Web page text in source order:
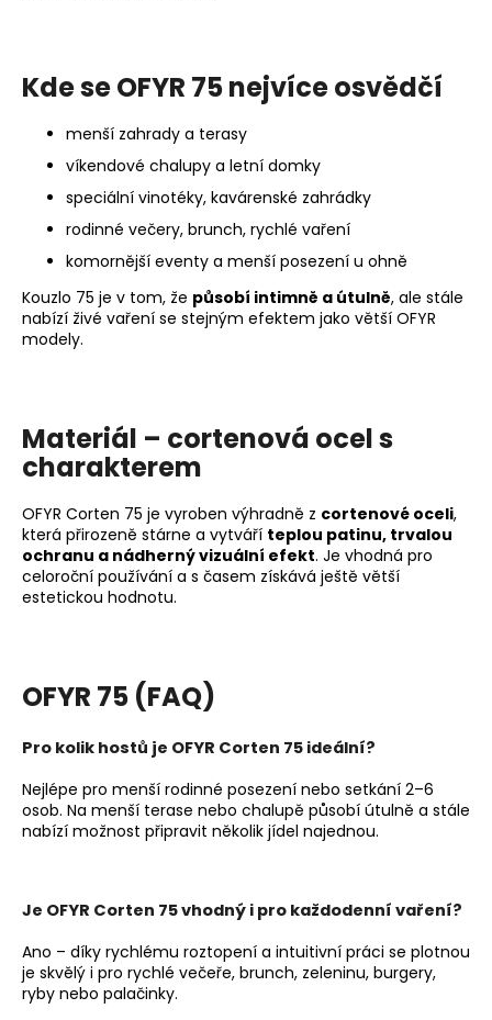
Kde se OFYR 75 nejvíce osvědčí
menší zahrady a terasy
víkendové chalupy a letní domky
speciální vinotéky, kavárenské zahrádky
rodinné večery, brunch, rychlé vaření
komornější eventy a menší posezení u ohně
Kouzlo 75 je v tom, že působí intimně a útulně, ale stále
nabízí živé vaření se stejným efektem jako větší OFYR
modely.
Materiál – cortenová ocel s
charakterem
OFYR Corten 75 je vyroben výhradně z cortenové oceli,
která přirozeně stárne a vytváří teplou patinu, trvalou
ochranu a nádherný vizuální efekt. Je vhodná pro
celoroční používání a s časem získává ještě větší
estetickou hodnotu.
OFYR 75 (FAQ)
Pro kolik hostů je OFYR Corten 75 ideální?
Nejlépe pro menší rodinné posezení nebo setkání 2–6
osob. Na menší terase nebo chalupě působí útulně a stále
nabízí možnost připravit několik jídel najednou.
Je OFYR Corten 75 vhodný i pro každodenní vaření?
Ano – díky rychlému roztopení a intuitivní práci se plotnou
je skvělý i pro rychlé večeře, brunch, zeleninu, burgery,
ryby nebo palačinky.